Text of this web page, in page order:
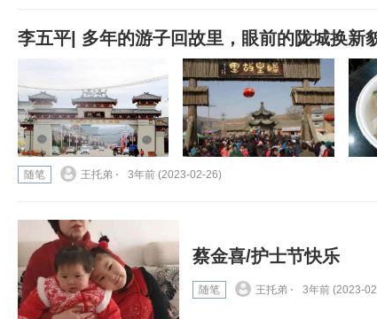
李五平| 多年的游子回故里，眼前的陇城换新
随笔 王托弟 ⋅ 3年前 (2023-02-26)
蔡金喜/护士节快乐
随笔 王托弟 ⋅ 3年前 (2023-